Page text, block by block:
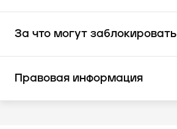
За что могут заблокировать
Правовая информация